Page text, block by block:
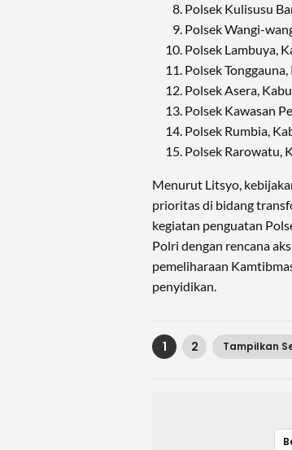
Polsek Kulisusu
Polsek Wangi-
Polsek Lambuya,
Polsek
Polsek Asera,
Polsek Kawasan
Polsek Rumbia,
Polsek Rarowatu,
Menurut Litsyo,
prioritas di bidang
kegiatan penguatan
Polri dengan rencana
pemeliharaan
penyidikan.
1 2 Tampilkan